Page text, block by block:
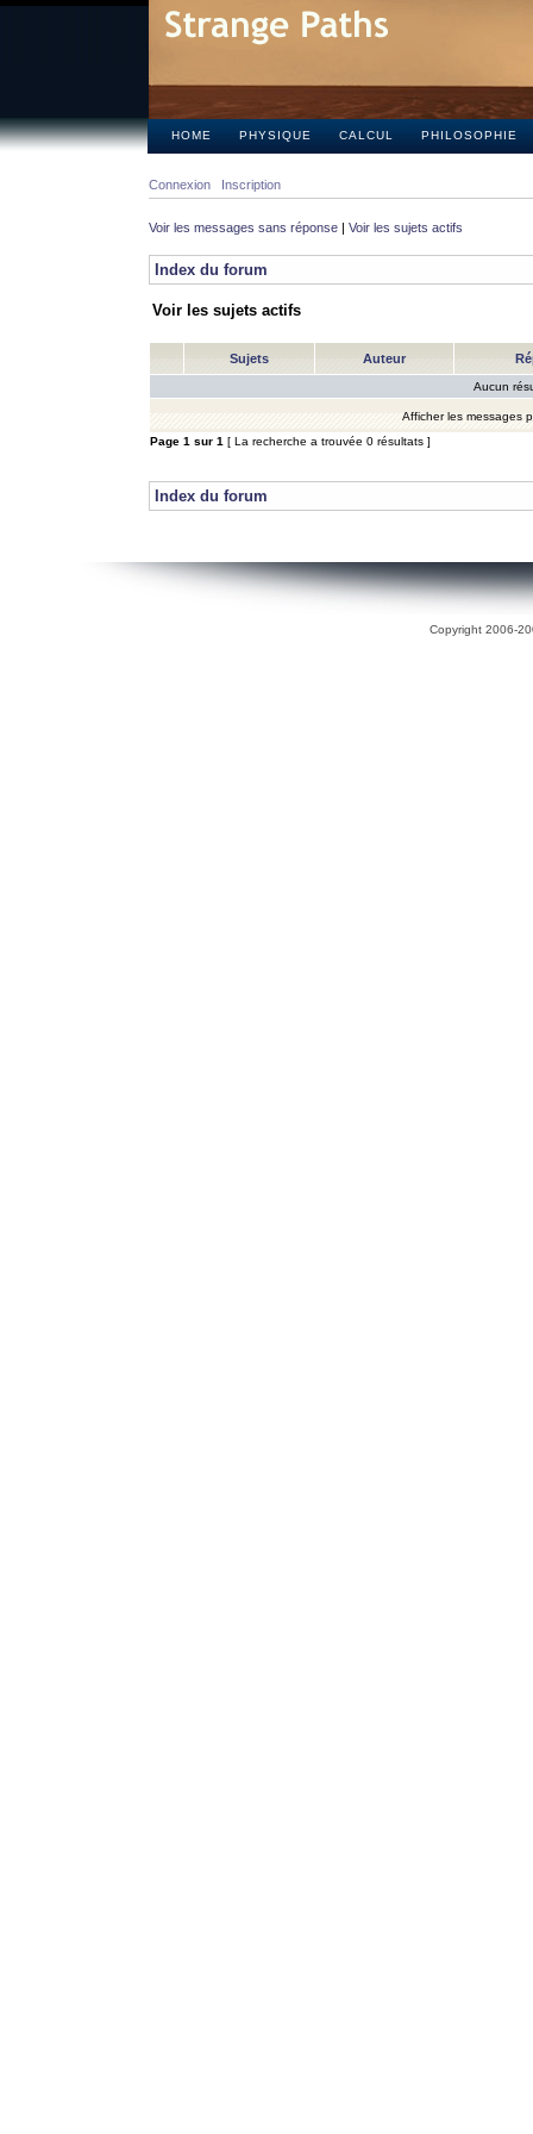
HOME PHYSIQUE CALCUL PHILOSOPHIE
Connexion Inscription
Voir les messages sans réponse | Voir les sujets actifs
Index du forum
Voir les sujets actifs
Sujets Auteur
Aucun
Afficher les messages
Page 1 sur 1 [ La recherche a trouvée 0 résultats ]
Index du forum
Copyright 2006-